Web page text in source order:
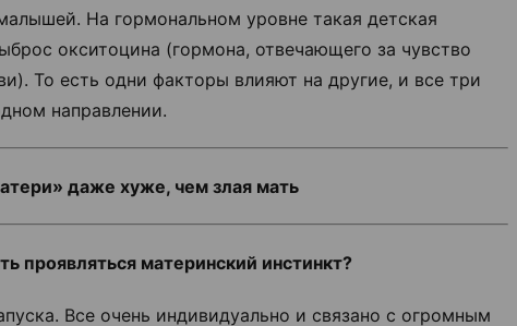
На гормональном уровне такая детская
окситоцина (гормона, отвечающего за чувство
То есть одни факторы влияют на другие, и все три
направлении.
даже хуже, чем злая мать
проявляться материнский инстинкт?
Все очень индивидуально и связано с огромным